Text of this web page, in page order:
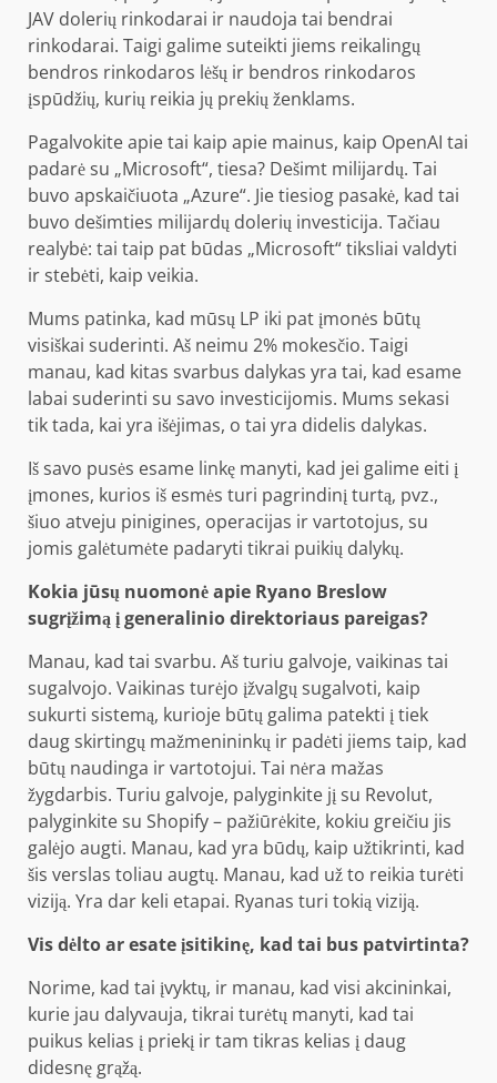
JAV dolerių rinkodarai ir naudoja tai bendrai
rinkodarai. Taigi galime suteikti jiems reikalingų
bendros rinkodaros lėšų ir bendros rinkodaros
įspūdžių, kurių reikia jų prekių ženklams.
Pagalvokite apie tai kaip apie mainus, kaip OpenAI tai
padarė su „Microsoft“, tiesa? Dešimt milijardų. Tai
buvo apskaičiuota „Azure“. Jie tiesiog pasakė, kad tai
buvo dešimties milijardų dolerių investicija. Tačiau
realybė: tai taip pat būdas „Microsoft“ tiksliai valdyti
ir stebėti, kaip veikia.
Mums patinka, kad mūsų LP iki pat įmonės būtų
visiškai suderinti. Aš neimu 2% mokesčio. Taigi
manau, kad kitas svarbus dalykas yra tai, kad esame
labai suderinti su savo investicijomis. Mums sekasi
tik tada, kai yra išėjimas, o tai yra didelis dalykas.
Iš savo pusės esame linkę manyti, kad jei galime eiti į
įmones, kurios iš esmės turi pagrindinį turtą, pvz.,
šiuo atveju pinigines, operacijas ir vartotojus, su
jomis galėtumėte padaryti tikrai puikių dalykų.
Kokia jūsų nuomonė apie Ryano Breslow
sugrįžimą į generalinio direktoriaus pareigas?
Manau, kad tai svarbu. Aš turiu galvoje, vaikinas tai
sugalvojo. Vaikinas turėjo įžvalgų sugalvoti, kaip
sukurti sistemą, kurioje būtų galima patekti į tiek
daug skirtingų mažmenininkų ir padėti jiems taip, kad
būtų naudinga ir vartotojui. Tai nėra mažas
žygdarbis. Turiu galvoje, palyginkite jį su Revolut,
palyginkite su Shopify – pažiūrėkite, kokiu greičiu jis
galėjo augti. Manau, kad yra būdų, kaip užtikrinti, kad
šis verslas toliau augtų. Manau, kad už to reikia turėti
viziją. Yra dar keli etapai. Ryanas turi tokią viziją.
Vis dėlto ar esate įsitikinę, kad tai bus patvirtinta?
Norime, kad tai įvyktų, ir manau, kad visi akcininkai,
kurie jau dalyvauja, tikrai turėtų manyti, kad tai
puikus kelias į priekį ir tam tikras kelias į daug
didesnę grąžą.